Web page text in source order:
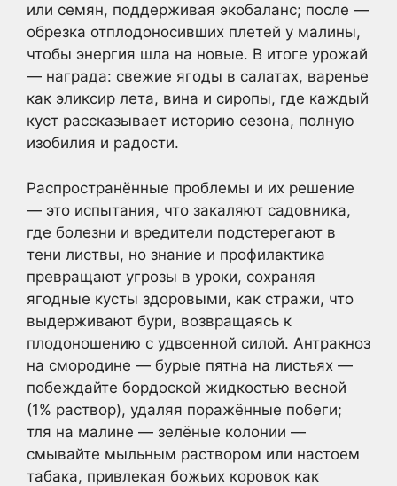
или семян, поддерживая экобаланс; после —
обрезка отплодоносивших плетей у малины,
чтобы энергия шла на новые. В итоге урожай
— награда: свежие ягоды в салатах, варенье
как эликсир лета, вина и сиропы, где каждый
куст рассказывает историю сезона, полную
изобилия и радости.
Распространённые проблемы и их решение
— это испытания, что закаляют садовника,
где болезни и вредители подстерегают в
тени листвы, но знание и профилактика
превращают угрозы в уроки, сохраняя
ягодные кусты здоровыми, как стражи, что
выдерживают бури, возвращаясь к
плодоношению с удвоенной силой. Антракноз
на смородине — бурые пятна на листьях —
побеждайте бордоской жидкостью весной
(1% раствор), удаляя поражённые побеги;
тля на малине — зелёные колонии —
смывайте мыльным раствором или настоем
табака, привлекая божьих коровок как